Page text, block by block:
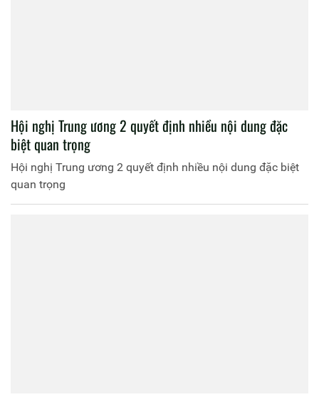
Hội nghị Trung ương 2 quyết định nhiều nội dung đặc
biệt quan trọng
Hội nghị Trung ương 2 quyết định nhiều nội dung đặc biệt
quan trọng